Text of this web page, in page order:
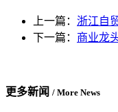
上一篇： 浙江自
下一篇： 商业龙
更多新闻 / More News